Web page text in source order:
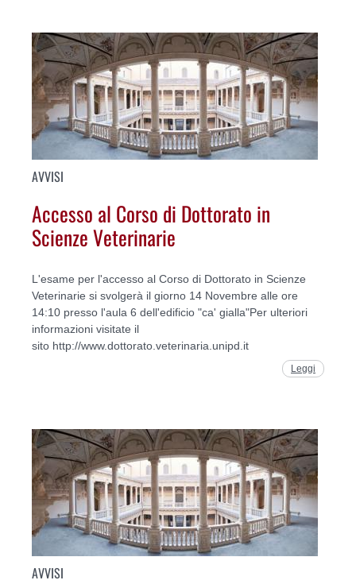
AVVISI
Accesso al Corso di Dottorato in
Scienze Veterinarie
L'esame per l'accesso al Corso di Dottorato in Scienze
Veterinarie si svolgerà il giorno 14 Novembre alle ore
14:10 presso l'aula 6 dell'edificio "ca' gialla"Per ulteriori
informazioni visitate il
sito http://www.dottorato.veterinaria.unipd.it
Leggi
AVVISI